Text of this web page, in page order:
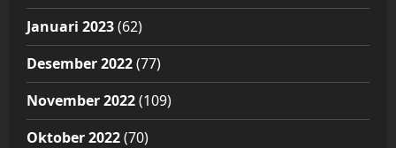
Januari 2023(62)
Desember 2022(77)
November 2022(109)
Oktober 2022(70)